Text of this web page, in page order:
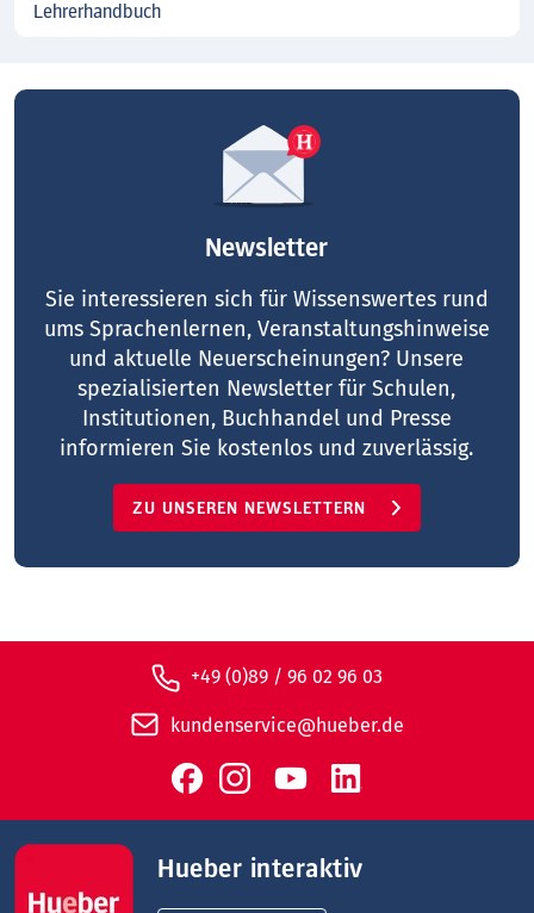
Lehrerhandbuch
Newsletter
Sie interessieren sich für Wissenswertes rund
ums Sprachenlernen, Veranstaltungshinweise
und aktuelle Neuerscheinungen? Unsere
spezialisierten Newsletter für Schulen,
Institutionen, Buchhandel und Presse
informieren Sie kostenlos und zuverlässig.
ZU UNSEREN NEWSLETTERN
+49 (0)89 / 96 02 96 03
kundenservice@hueber.de
Hueber interaktiv